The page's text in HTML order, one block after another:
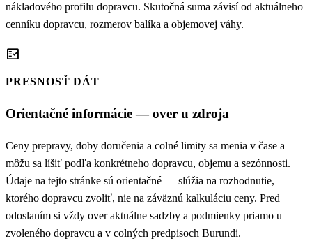
nákladového profilu dopravcu. Skutočná suma závisí od aktuálneho
cenníku dopravcu, rozmerov balíka a objemovej váhy.
fact_check
PRESNOSŤ DÁT
Orientačné informácie — over u zdroja
Ceny prepravy, doby doručenia a colné limity sa menia v čase a
môžu sa líšiť podľa konkrétneho dopravcu, objemu a sezónnosti.
Údaje na tejto stránke sú orientačné — slúžia na rozhodnutie,
ktorého dopravcu zvoliť, nie na záväznú kalkuláciu ceny. Pred
odoslaním si vždy over aktuálne sadzby a podmienky priamo u
zvoleného dopravcu a v colných predpisoch Burundi.